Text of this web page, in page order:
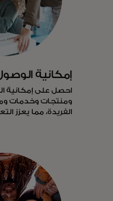
إمكانية
احصل على إمكانية
الفريدة، مما يعزز